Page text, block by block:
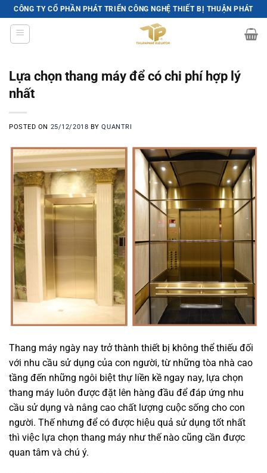
Skip
to
content
CÔNG TY CỔ PHẦN PHÁT TRIỂN CÔNG NGHỆ THIẾT BỊ THUẬN PHÁT
Lựa chọn thang máy để có chi phí hợp lý
nhất
POSTED ON 25/12/2018 BYQUANTRI
Thang máy ngày nay trở thành thiết bị không thể thiếu đối
với nhu cầu sử dụng của con người, từ những tòa nhà cao
tầng đến những ngôi biệt thự liền kề ngay nay, lựa chọn
thang máy luôn được đặt lên hàng đầu để đáp ứng nhu
cầu sử dụng và nâng cao chất lượng cuộc sống cho con
người. Thế nhưng để có được hiệu quả sử dụng tốt nhất
thì việc lựa chọn thang máy như thế nào cũng cần được
quan tâm và chú ý.